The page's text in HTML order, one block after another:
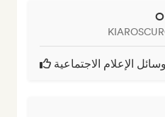
الإعلام الاجتماعية